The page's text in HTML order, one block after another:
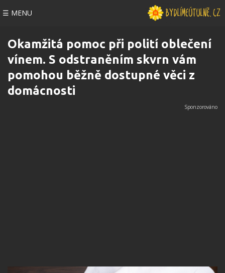
☰ MENU
Okamžitá pomoc při polití oblečení
vínem. S odstraněním skvrn vám
pomohou běžně dostupné věci z
domácnosti